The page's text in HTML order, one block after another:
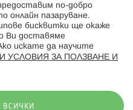
ни:
по-добро
онлайн пазаруване.
бисквитки ще окаже
Ви доставяме
искате да научите
УСЛОВИЯ ЗА ПОЛЗВАНЕ И